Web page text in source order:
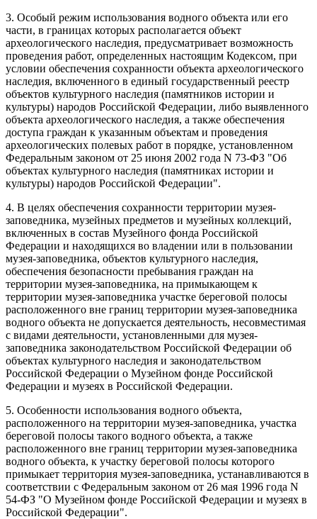
3. Особый режим использования водного объекта или его
части, в границах которых располагается объект
археологического наследия, предусматривает возможность
проведения работ, определенных настоящим Кодексом, при
условии обеспечения сохранности объекта археологического
наследия, включенного в единый государственный реестр
объектов культурного наследия (памятников истории и
культуры) народов Российской Федерации, либо выявленного
объекта археологического наследия, а также обеспечения
доступа граждан к указанным объектам и проведения
археологических полевых работ в порядке, установленном
Федеральным законом от 25 июня 2002 года N 73-ФЗ "Об
объектах культурного наследия (памятниках истории и
культуры) народов Российской Федерации".
4. В целях обеспечения сохранности территории музея-
заповедника, музейных предметов и музейных коллекций,
включенных в состав Музейного фонда Российской
Федерации и находящихся во владении или в пользовании
музея-заповедника, объектов культурного наследия,
обеспечения безопасности пребывания граждан на
территории музея-заповедника, на примыкающем к
территории музея-заповедника участке береговой полосы
расположенного вне границ территории музея-заповедника
водного объекта не допускается деятельность, несовместимая
с видами деятельности, установленными для музея-
заповедника законодательством Российской Федерации об
объектах культурного наследия и законодательством
Российской Федерации о Музейном фонде Российской
Федерации и музеях в Российской Федерации.
5. Особенности использования водного объекта,
расположенного на территории музея-заповедника, участка
береговой полосы такого водного объекта, а также
расположенного вне границ территории музея-заповедника
водного объекта, к участку береговой полосы которого
примыкает территория музея-заповедника, устанавливаются в
соответствии с Федеральным законом от 26 мая 1996 года N
54-ФЗ "О Музейном фонде Российской Федерации и музеях в
Российской Федерации".